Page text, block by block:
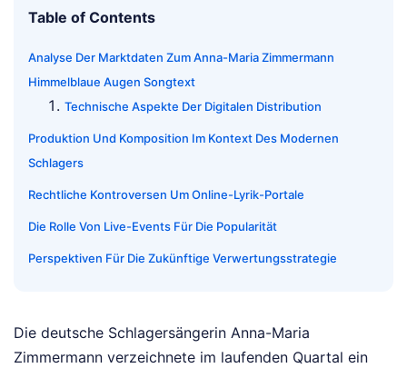
Table of Contents
Analyse Der Marktdaten Zum Anna-Maria Zimmermann
Himmelblaue Augen Songtext
Technische Aspekte Der Digitalen Distribution
Produktion Und Komposition Im Kontext Des Modernen
Schlagers
Rechtliche Kontroversen Um Online-Lyrik-Portale
Die Rolle Von Live-Events Für Die Popularität
Perspektiven Für Die Zukünftige Verwertungsstrategie
Die deutsche Schlagersängerin Anna-Maria
Zimmermann verzeichnete im laufenden Quartal ein